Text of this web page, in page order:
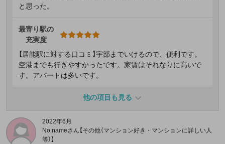
と思った。
最寄り駅の
充実度
【居能駅に対する口コミ】宇部までいけるので、便利です。
空港までも行きやすかったです。家賃はそれなりに高いで
す。アパートは多いです。
他の項目も見る
2022年6月
No nameさん【その他（マンション好き・マンションに詳しい人
等）】